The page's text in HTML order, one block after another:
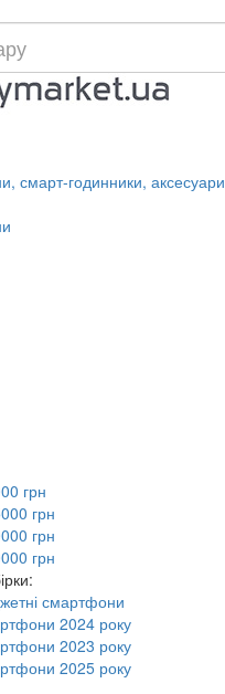
смарт-годинники, аксесуари
грн
грн
грн
грн
смартфони
2024 року
2023 року
2025 року